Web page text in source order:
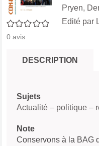
0/5
0 avis
Pryen,
Edité par
DESCRIPTION
Sujets
Actualité – politique –
Note
Conservons à la BAG